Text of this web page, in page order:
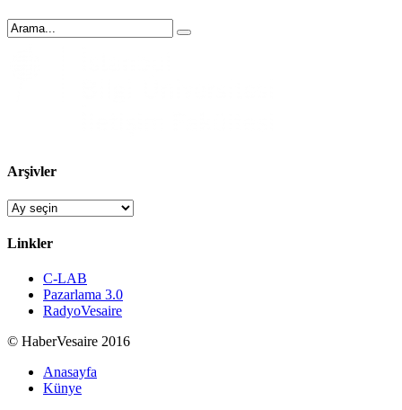
Arşivler
Arşivler
Linkler
C-LAB
Pazarlama 3.0
RadyoVesaire
© HaberVesaire 2016
Anasayfa
Künye